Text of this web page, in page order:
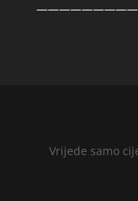
Vrijede samo